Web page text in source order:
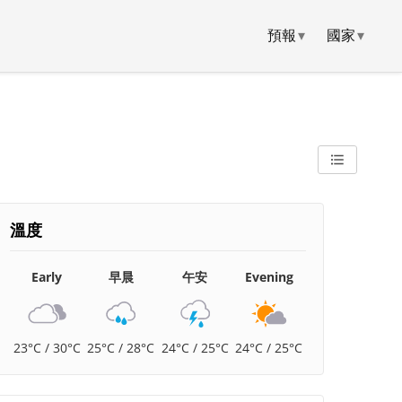
預報 ▾ 國家▾
溫度
Early
23°C / 30°C
早晨
25°C / 28°C
午安
24°C / 25°C
Evening
24°C / 25°C